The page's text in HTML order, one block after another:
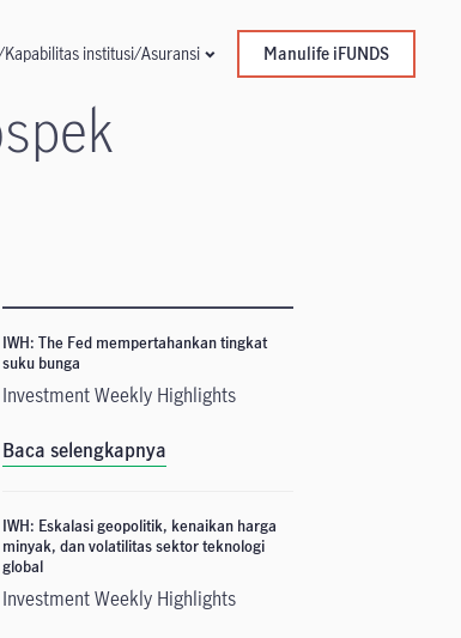
institusi/Asuransi Manulife iFUNDS
IWH: The Fed mempertahankan tingkat
suku bunga
Investment Weekly Highlights
Baca selengkapnya
IWH: Eskalasi geopolitik, kenaikan harga
minyak, dan volatilitas sektor teknologi
global
Investment Weekly Highlights